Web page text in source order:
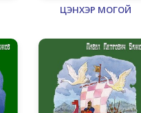
ЦЭНХЭР МОГОЙ